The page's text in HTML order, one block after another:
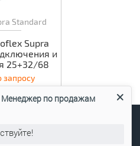
Standard
Supra
и
25+32/68
запросу
Менеджер по продажам